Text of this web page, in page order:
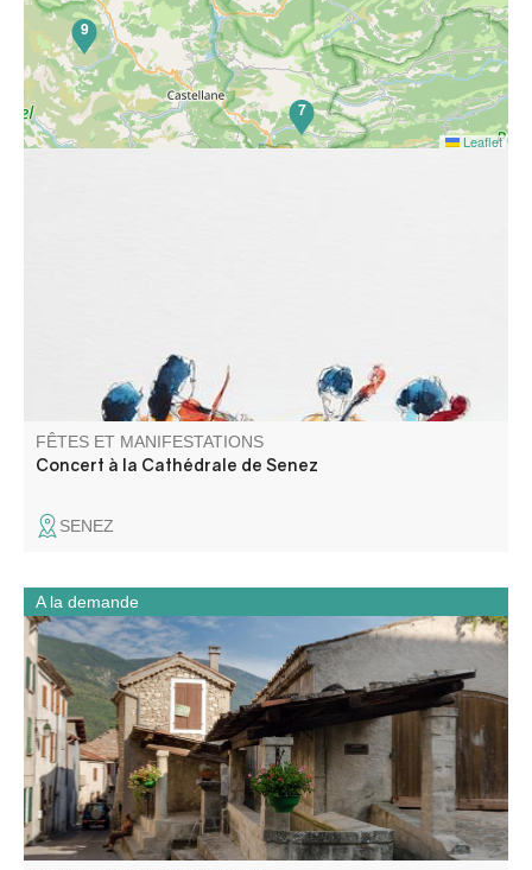
FÊTES ET MANIFESTATIONS
Concert à la Cathédrale de Senez
SENEZ
Perché à 700 mètres d’altitude dans la haute vallée de la
Vaïre, Annot se découvre à travers les métiers et savoir-
faire d’autrefois.
A la demande
7
9
Leaflet